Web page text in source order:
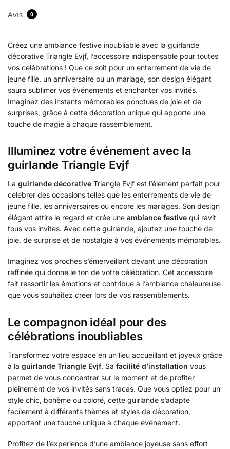
Avis 0
Créez une ambiance festive inoubliable avec la guirlande
décorative Triangle Evjf, l’accessoire indispensable pour toutes
vos célébrations ! Que ce soit pour un enterrement de vie de
jeune fille, un anniversaire ou un mariage, son design élégant
saura sublimer vos événements et enchanter vos invités.
Imaginez des instants mémorables ponctués de joie et de
surprises, grâce à cette décoration unique qui apporte une
touche de magie à chaque rassemblement.
Illuminez votre événement avec la
guirlande Triangle Evjf
La guirlande décorative Triangle Evjf est l’élément parfait pour
célébrer des occasions telles que les enterrements de vie de
jeune fille, les anniversaires ou encore les mariages. Son design
élégant attire le regard et crée une ambiance festive qui ravit
tous vos invités. Avec cette guirlande, ajoutez une touche de
joie, de surprise et de nostalgie à vos événements mémorables.
Imaginez vos proches s’émerveillant devant une décoration
raffinée qui donne le ton de votre célébration. Cet accessoire
fait ressortir les émotions et contribue à l’ambiance chaleureuse
que vous souhaitez créer lors de vos rassemblements.
Le compagnon idéal pour des
célébrations inoubliables
Transformez votre espace en un lieu accueillant et joyeux grâce
à la guirlande Triangle Evjf. Sa facilité d’installation vous
permet de vous concentrer sur le moment et de profiter
pleinement de vos invités sans tracas. Que vous optiez pour un
style chic, bohème ou coloré, cette guirlande s’adapte
facilement à différents thèmes et styles de décoration,
apportant une touche unique à chaque événement.
Profitez de l’expérience d’une ambiance joyeuse sans effort